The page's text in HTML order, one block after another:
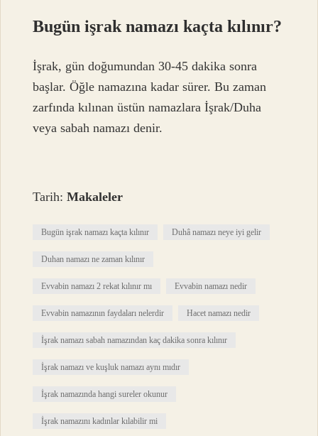
Bugün işrak namazı kaçta kılınır?
İşrak, gün doğumundan 30-45 dakika sonra
başlar. Öğle namazına kadar sürer. Bu zaman
zarfında kılınan üstün namazlara İşrak/Duha
veya sabah namazı denir.
Tarih:Makaleler
Bugün işrak namazı kaçta kılınır Duhâ namazı neye iyi gelir
Duhan namazı ne zaman kılınır
Evvabin namazı 2 rekat kılınır mı Evvabin namazı nedir
Evvabin namazının faydaları nelerdir Hacet namazı nedir
İşrak namazı sabah namazından kaç dakika sonra kılınır
İşrak namazı ve kuşluk namazı aynı mıdır
İşrak namazında hangi sureler okunur
İşrak namazını kadınlar kılabilir mi